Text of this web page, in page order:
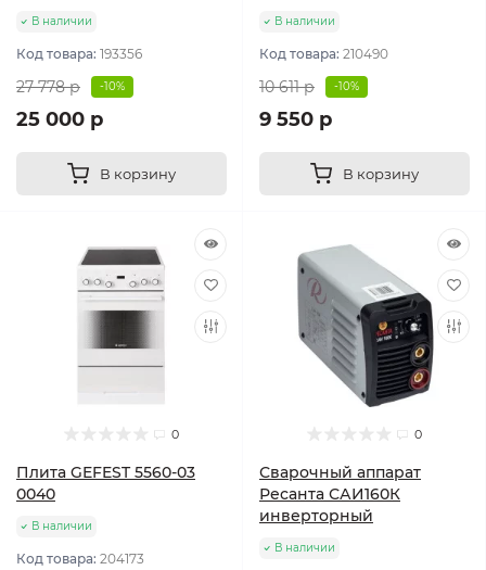
В наличии
Код товара: 193356
27 778 р -10%
25 000 р
В корзину
В наличии
Код товара: 210490
10 611 р -10%
9 550 р
В корзину
0
Плита GEFEST 5560-03
0040
В наличии
Код товара: 204173
0
Сварочный аппарат
Ресанта САИ160К
инверторный
В наличии